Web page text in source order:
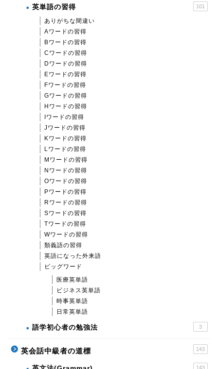
英単語の習得 101
ありがちな間違い
Aワードの習得
Bワードの習得
Cワードの習得
Dワードの習得
Eワードの習得
Fワードの習得
Gワードの習得
Hワードの習得
Iワードの習得
Jワードの習得
Kワードの習得
Lワードの習得
Mワードの習得
Nワードの習得
Oワードの習得
Pワードの習得
Rワードの習得
Sワードの習得
Tワードの習得
Wワードの習得
類義語の習得
英語になった外来語
ビッグワード
医療英単語
ビジネス英単語
時事英単語
日常英単語
語学初心者の勉強法 3
英会話中級者の道標 143
143